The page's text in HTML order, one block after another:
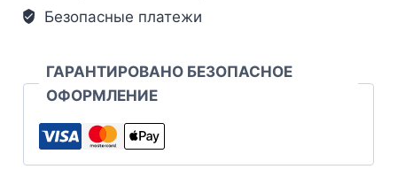
Безопасные платежи
ГАРАНТИРОВАНО БЕЗОПАСНОЕ
ОФОРМЛЕНИЕ